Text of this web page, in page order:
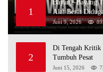
1
Bayang-Bayang
Alat Berat
Juni 9, 2026
2
Di Tengah Kritik
Tumbuh Pesat
Juni 15, 2026